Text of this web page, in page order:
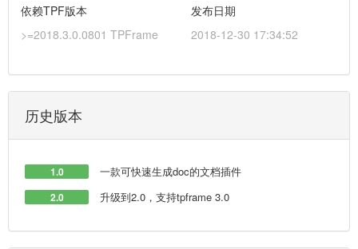
依赖TPF版本
>=2018.3.0.0801 TPFrame
发布日期
2018-12-30 17:34:52
历史版本
1.0 一款可快速生成doc的文档插件
2.0 升级到2.0，支持tpframe 3.0